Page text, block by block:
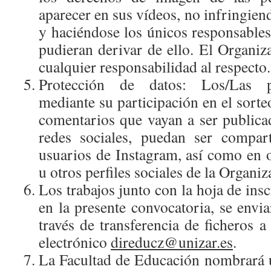
aparecer en sus vídeos, no
y haciéndose los únicos
pudieran derivar de ello. El
cualquier responsabilidad al respecto.
Protección de datos: Los/Las
mediante su participación en el
comentarios que vayan a ser
redes sociales, puedan ser
usuarios de Instagram, así como en
u otros perfiles sociales de la
Los trabajos junto con la hoja de
en la presente convocatoria, se
través de transferencia de ficheros
electrónico direducz@unizar.es.
La Facultad de Educación